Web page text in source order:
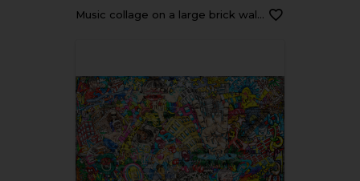
Music collage on a large brick wall, graffiti